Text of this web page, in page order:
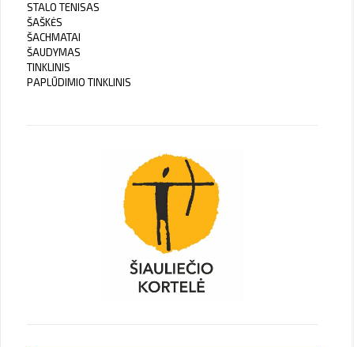
STALO TENISAS
ŠAŠKĖS
ŠACHMATAI
ŠAUDYMAS
TINKLINIS
PAPLŪDIMIO TINKLINIS